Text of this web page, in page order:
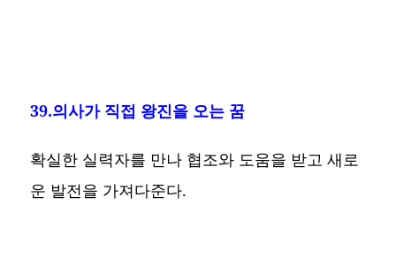
39.의사가 직접 왕진을 오는 꿈
확실한 실력자를 만나 협조와 도움을 받고 새로
운 발전을 가져다준다.